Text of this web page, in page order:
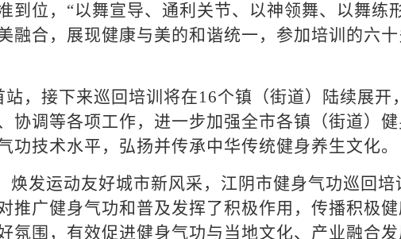
到位，“以舞宣导、通利关节、以神领舞、以舞练
融合，展现健康与美的和谐统一，参加培训的六
，接下来巡回培训将在16个镇（街道）陆续展开
协调等各项工作，进一步加强全市各镇（街道）
功技术水平，弘扬并传承中华传统健身养生文化。
焕发运动友好城市新风采，江阴市健身气功巡回培
推广健身气功和普及发挥了积极作用，传播积极
氛围，有效促进健身气功与当地文化、产业融合